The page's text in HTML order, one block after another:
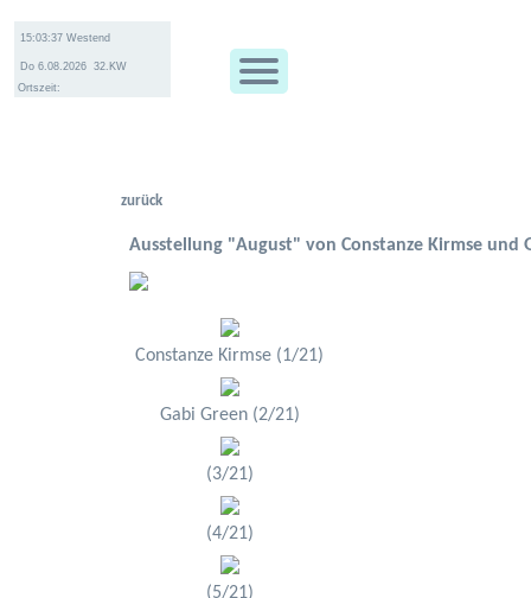
Ortszeit:
zurück
Ausstellung "August" von Constanze Kirmse und
Constanze Kirmse (1/21)
Gabi Green (2/21)
(3/21)
(4/21)
(5/21)